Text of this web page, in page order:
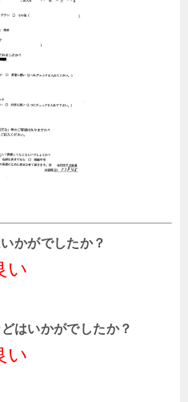
かがでしたか？
い
はいかがでしたか？
い